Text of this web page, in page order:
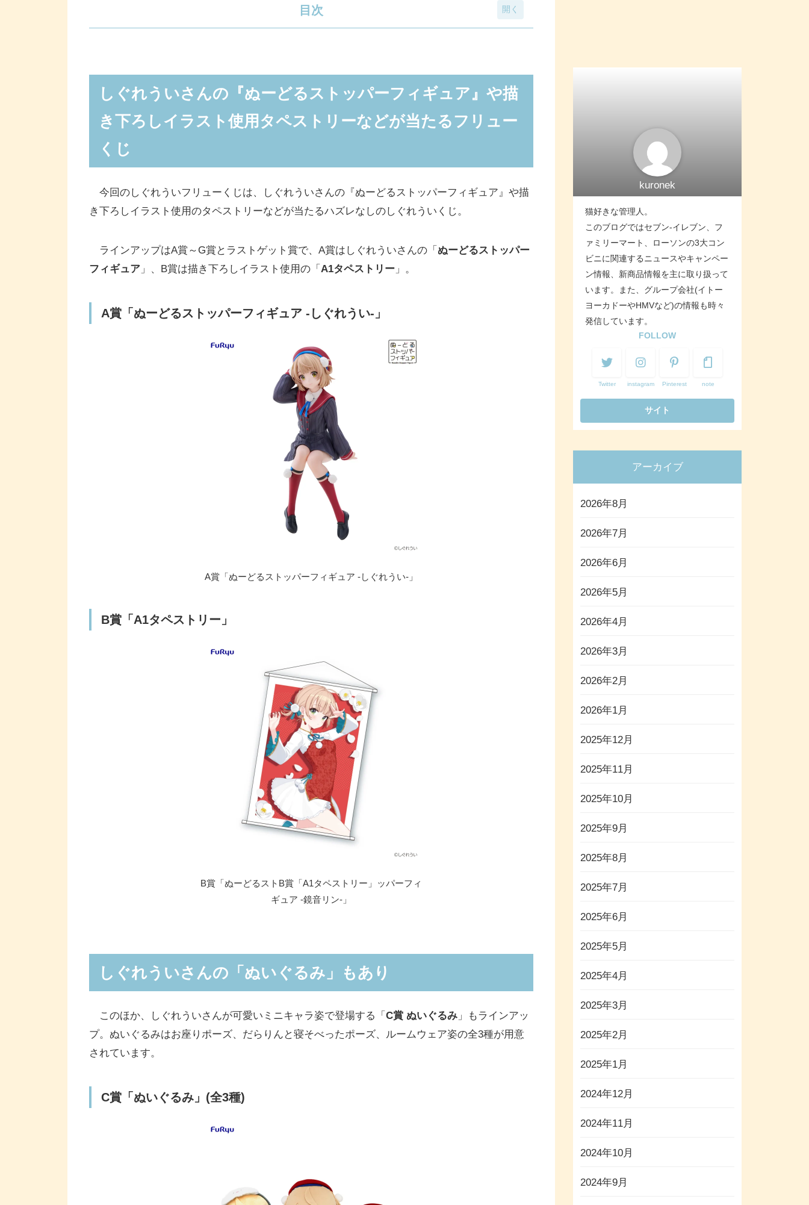
目次
A賞「ぬーどるストッパーフィギュア -しぐれうい-」
しぐれういさんの「ぬいぐるみ」もあり
C賞「ぬいぐるみ」(全3種)
D賞「スタンプセット」(全3種)
E賞「名言ラバーストラップ」(全5種)
G賞「トレーディングクリアカード」(全26種/ランダム3枚入り)
A賞“ぬーどるストッパーフィギュア-しぐれうい-”が当たる「ダブルゲット賞」もあり
ファミリーマート、ローソン、ミニストップほか取り扱い店舗
しぐれういさんの『ぬーどるストッパーフィギュア』や描
き下ろしイラスト使用タペストリーなどが当たるフリュー
くじ
今回のしぐれういフリューくじは、しぐれういさんの『ぬーどるストッパーフィギュア』や描
き下ろしイラスト使用のタペストリーなどが当たるハズレなしのしぐれういくじ。
ラインアップはA賞～G賞とラストゲット賞で、A賞はしぐれういさんの「 ぬーどるストッパー
フィギュア 」、B賞は描き下ろしイラスト使用の「 A1タペストリー 」。
A賞「ぬーどるストッパーフィギュア -しぐれうい-」
A賞「ぬーどるストッパーフィギュア -しぐれうい-」
B賞「A1タペストリー」
B賞「ぬーどるストB賞「A1タペストリー」ッパーフィ
ギュア -鏡音リン-」
しぐれういさんの「ぬいぐるみ」もあり
このほか、しぐれういさんが可愛いミニキャラ姿で登場する「 C賞 ぬいぐるみ 」もラインアッ
プ。ぬいぐるみはお座りポーズ、だらりんと寝そべったポーズ、ルームウェア姿の全3種が用意
されています。
C賞「ぬいぐるみ」(全3種)
kuronek
猫好きな管理人。
このブログではセブン-イレブン、フ
ァミリーマート、ローソンの3大コン
ビニに関連するニュースやキャンペー
ン情報、新商品情報を主に取り扱って
います。また、グループ会社(イトー
ヨーカドーやHMVなど)の情報も時々
発信しています。
FOLLOW
Twitter instagram Pinterest note
アーカイブ
2026年8月
2026年7月
2026年6月
2026年5月
2026年4月
2026年3月
2026年2月
2026年1月
2025年12月
2025年11月
2025年10月
2025年9月
2025年8月
2025年7月
2025年6月
2025年5月
2025年4月
2025年3月
2025年2月
2025年1月
2024年12月
2024年11月
2024年10月
2024年9月